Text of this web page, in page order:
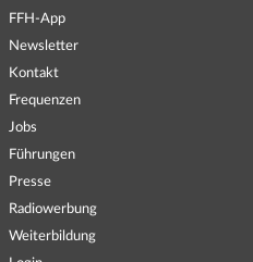
FFH-App
Newsletter
Kontakt
Frequenzen
Jobs
Führungen
Presse
Radiowerbung
Weiterbildung